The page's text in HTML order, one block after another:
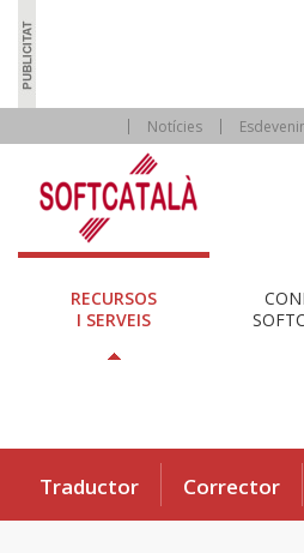
Notícies
RECURSOS
I SERVEIS
Traductor Corrector